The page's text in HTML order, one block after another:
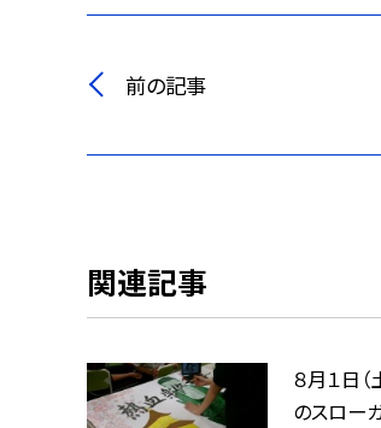
前の記事
関連記事
８月１日
のスロー